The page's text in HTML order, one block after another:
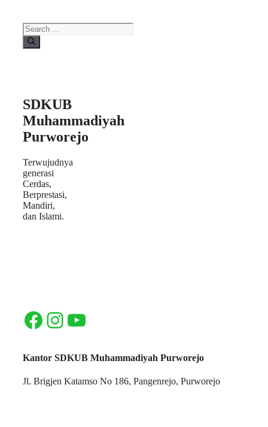
Search
for:
SDKUB
Muhammadiyah
Purworejo
Terwujudnya
generasi
Cerdas,
Berprestasi,
Mandiri,
dan Islami.
Facebook
Instagram
YouTube
Kantor SDKUB Muhammadiyah Purworejo
Jl. Brigjen Katamso No 186, Pangenrejo, Purworejo